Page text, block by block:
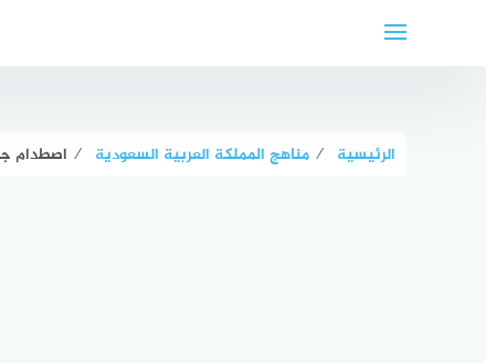
الرئيسية ⁄ مناهج المملكة العربية السعودية ⁄ اصطدام